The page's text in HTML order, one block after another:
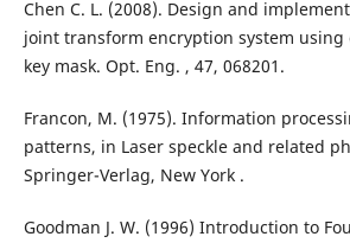
Chen C. L. (2008). Design and
joint transform encryption system using
key mask. Opt. Eng. , 47, 068201.
Francon, M. (1975). Information
patterns, in Laser speckle and related
Springer-Verlag, New York .
Goodman J. W. (1996) Introduction to